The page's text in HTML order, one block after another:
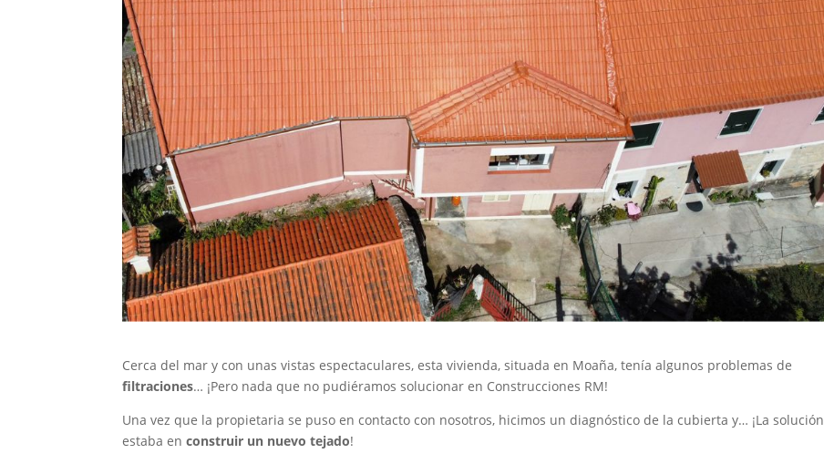
Cerca del mar y con unas vistas espectaculares, esta vivienda, situada en Moaña, tenía algunos problemas de
filtraciones… ¡Pero nada que no pudiéramos solucionar en Construcciones RM!
Una vez que la propietaria se puso en contacto con nosotros, hicimos un diagnóstico de la cubierta y… ¡La solución
estaba enconstruir un nuevo tejado!